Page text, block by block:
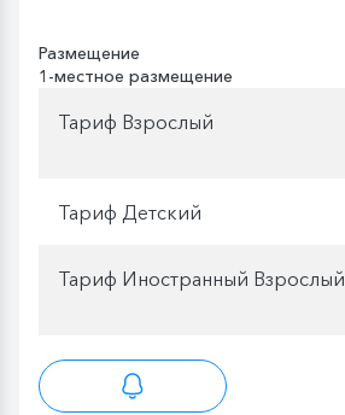
Размещение
1-местное размещение
Тариф Взрослый
Тариф Детский
Тариф Иностранный Взрослый